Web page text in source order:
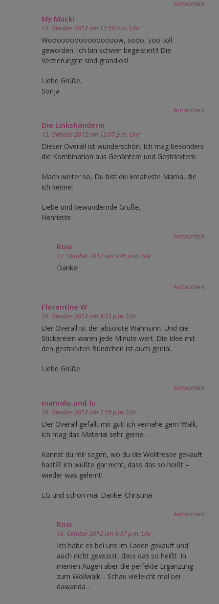
Antworten
My Mucki
15. Oktober 2012 um 11:50 a.m. Uhr
Woooooooooooooooow, sooo, soo toll
geworden. Ich bin schwer begeistert!! Die
Verzierungen sind grandios!
Liebe Grüße,
Sonja
Antworten
Die Linkshänderin
15. Oktober 2012 um 12:07 p.m. Uhr
Dieser Overall ist wunderschön. Ich mag besonders
die Kombination aus Genähtem und Gestricktem.
Mach weiter so, Du bist die kreativste Mama, die
ich kenne!
Liebe und bewundernde Grüße,
Henriette
Antworten
Rosi
17. Oktober 2012 um 9:46 a.m. Uhr
Danke!
Antworten
Florentine W
16. Oktober 2012 um 4:33 p.m. Uhr
Der Overall ist der absolute Wahnsinn. Und die
Stickereien waren jede Minute wert. Die Idee mit
den gestrickten Bündchen ist auch genial.
Liebe Grüße
Antworten
mamalu-und-lu
16. Oktober 2012 um 7:58 p.m. Uhr
Der Overall gefällt mir gut! ich vernähe gern Walk,
ich mag das Material sehr gerne…
Kannst du mir sagen, wo du die Wolltresse gekauft
hast?? Ich wußte gar nicht, dass das so heißt –
wieder was gelernt!
LG und schon mal Danke! Christina
Antworten
Rosi
16. Oktober 2012 um 9:37 p.m. Uhr
Ich habe es bei uns im Laden gekauft und
auch nicht gewusst, dass das so heißt. In
meinen Augen aber die perfekte Ergänzung
zum Wollwalk… Schau vielleicht mal bei
dawanda…